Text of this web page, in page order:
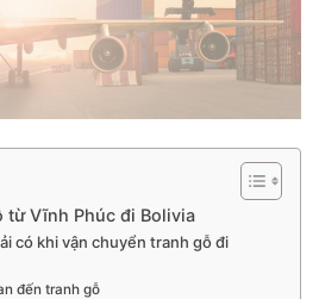
từ Vĩnh Phúc đi Bolivia
có khi vận chuyển tranh gỗ đi
đến tranh gỗ